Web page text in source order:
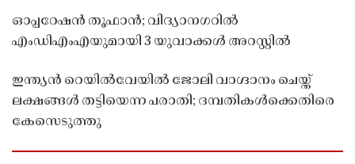
ഓപ്പറേഷൻ തൂഫാൻ; വിദ്യാനഗറിൽ
എംഡിഎംഎയുമായി 3 യുവാക്കൾ അറസ്റ്റിൽ
ഇന്ത്യൻ റെയിൽവേയിൽ ജോലി വാഗ്ദാനം ചെയ്ത്
ലക്ഷങ്ങൾ തട്ടിയെന്ന പരാതി; ദമ്പതികൾക്കെതിരെ
കേസെടുത്തു